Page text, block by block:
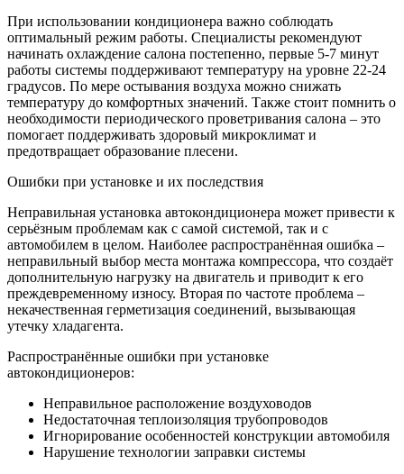
При использовании кондиционера важно соблюдать
оптимальный режим работы. Специалисты рекомендуют
начинать охлаждение салона постепенно, первые 5-7 минут
работы системы поддерживают температуру на уровне 22-24
градусов. По мере остывания воздуха можно снижать
температуру до комфортных значений. Также стоит помнить о
необходимости периодического проветривания салона – это
помогает поддерживать здоровый микроклимат и
предотвращает образование плесени.
Ошибки при установке и их последствия
Неправильная установка автокондиционера может привести к
серьёзным проблемам как с самой системой, так и с
автомобилем в целом. Наиболее распространённая ошибка –
неправильный выбор места монтажа компрессора, что создаёт
дополнительную нагрузку на двигатель и приводит к его
преждевременному износу. Вторая по частоте проблема –
некачественная герметизация соединений, вызывающая
утечку хладагента.
Распространённые ошибки при установке
автокондиционеров:
Неправильное расположение воздуховодов
Недостаточная теплоизоляция трубопроводов
Игнорирование особенностей конструкции автомобиля
Нарушение технологии заправки системы